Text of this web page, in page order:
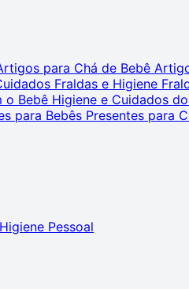
para Chá de Bebê
Fraldas e Higiene
o Bebê Higiene e Cuidados
para Bebês Presentes para
Higiene Pessoal